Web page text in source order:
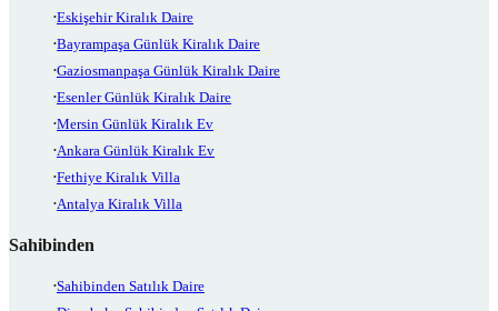
Eskişehir Kiralık Daire
Bayrampaşa Günlük Kiralık Daire
Gaziosmanpaşa Günlük Kiralık Daire
Esenler Günlük Kiralık Daire
Mersin Günlük Kiralık Ev
Ankara Günlük Kiralık Ev
Fethiye Kiralık Villa
Antalya Kiralık Villa
Sahibinden
Sahibinden Satılık Daire